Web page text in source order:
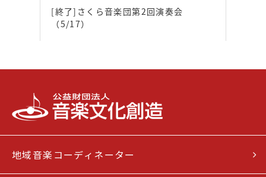
[終了]さくら音楽団第2回演奏会
（5/17）
地域音楽コーディネーター